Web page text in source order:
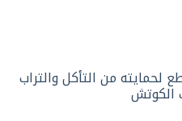
سيارة 4 قطع لحمايته من التأكل والتراب
الكوتش